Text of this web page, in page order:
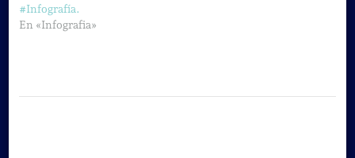
#Infografía.
En «Infografia»